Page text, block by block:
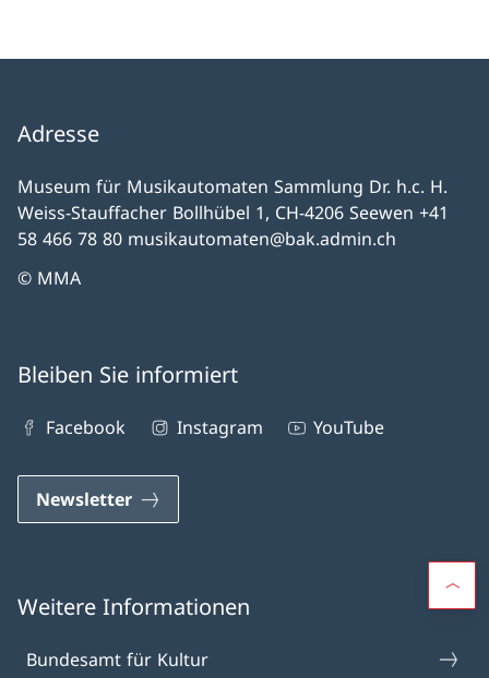
Adresse
Museum für Musikautomaten Sammlung Dr. h.c. H.
Weiss-Stauffacher Bollhübel 1, CH-4206 Seewen +41
58 466 78 80 musikautomaten@bak.admin.ch
© MMA
Bleiben Sie informiert
Facebook Instagram YouTube
Newsletter
Weitere Informationen
Bundesamt für Kultur